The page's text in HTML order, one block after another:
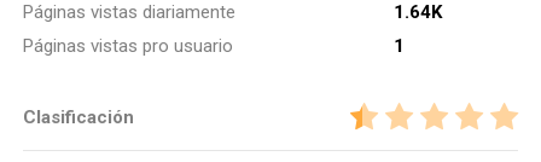
Páginas vistas diariamente
1.64K
Páginas vistas pro usuario
1
Clasificación